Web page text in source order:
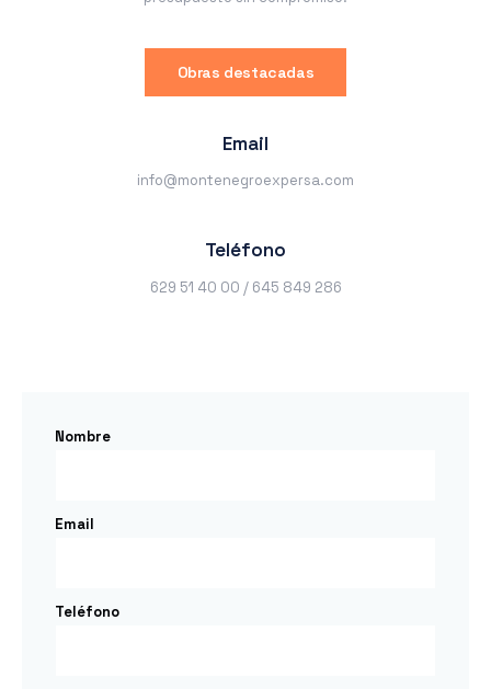
Obras destacadas
Email
info@montenegroexpersa.com
Teléfono
629 51 40 00 / 645 849 286
Nombre
Email
Teléfono